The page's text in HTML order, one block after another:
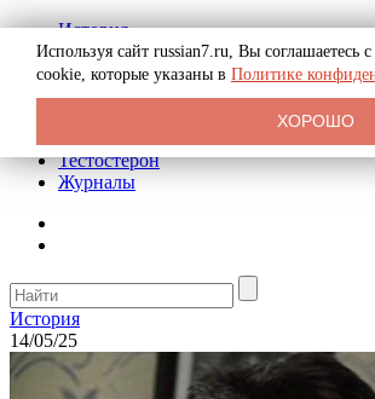
История
Биография
Криминал
Реклама на сайте
Тестостерон
Журналы
История
14/05/25
Используя сайт russian7.ru, Вы соглашаетесь
cookie, которые указаны в Политике
ХОРОШО